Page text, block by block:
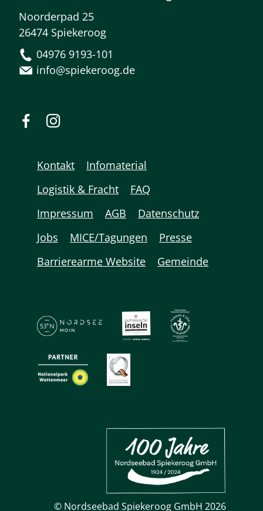
Noorderpad 25
26474 Spiekeroog
04976 9193-101
info@spiekeroog.de
Kontakt
Infomaterial
Logistik & Fracht
FAQ
Impressum
AGB
Datenschutz
Jobs
MICE/Tagungen
Presse
Barrierearme Website
Gemeinde
© Nordseebad Spiekeroog GmbH 2026